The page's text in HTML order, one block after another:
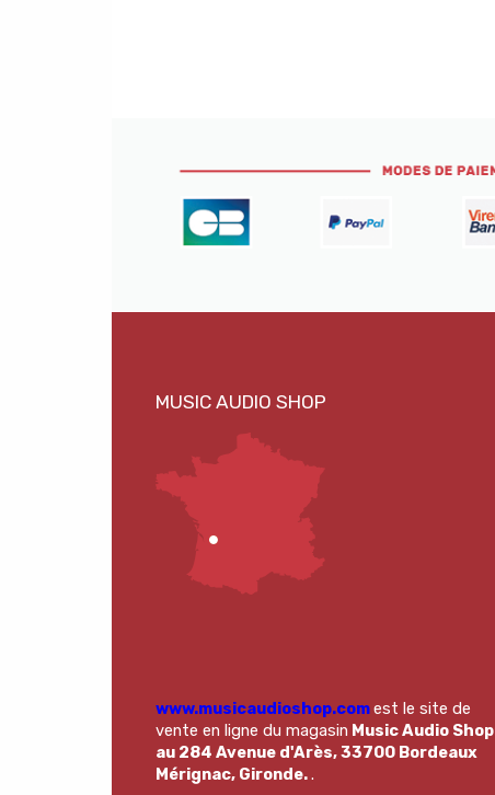
www.musicaudioshop.comest le site de
vente en ligne du magasin Music Audio Shop
au 284 Avenue d'Arès, 33700 Bordeaux
Mérignac, Gironde..